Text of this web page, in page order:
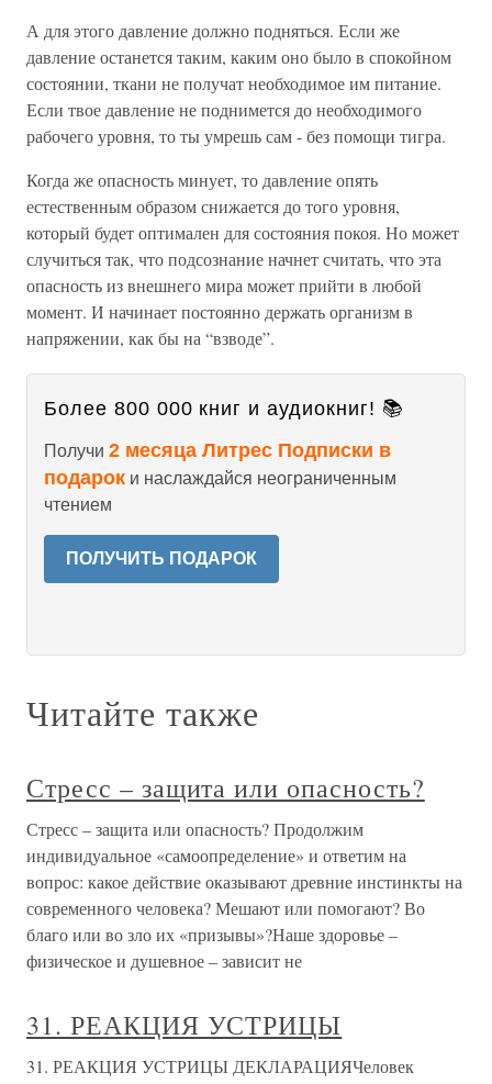
А для этого давление должно подняться. Если же
давление останется таким, каким оно было в спокойном
состоянии, ткани не получат необходимое им питание.
Если твое давление не поднимется до необходимого
рабочего уровня, то ты умрешь сам - без помощи тигра.
Когда же опасность минует, то давление опять
естественным образом снижается до того уровня,
который будет оптимален для состояния покоя. Но может
случиться так, что подсознание начнет считать, что эта
опасность из внешнего мира может прийти в любой
момент. И начинает постоянно держать организм в
напряжении, как бы на “взводе”.
Более 800 000 книг и аудиокниг! 📚
Получи 2 месяца Литрес Подписки в
подарок и наслаждайся неограниченным
чтением
ПОЛУЧИТЬ ПОДАРОК
Читайте также
Стресс – защита или опасность?
Стресс – защита или опасность? Продолжим
индивидуальное «самоопределение» и ответим на
вопрос: какое действие оказывают древние инстинкты на
современного человека? Мешают или помогают? Во
благо или во зло их «призывы»?Наше здоровье –
физическое и душевное – зависит не
31. РЕАКЦИЯ УСТРИЦЫ
31. РЕАКЦИЯ УСТРИЦЫ ДЕКЛАРАЦИЯЧеловек